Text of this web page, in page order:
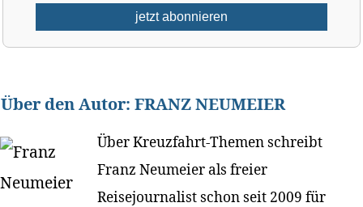
Über den Autor: FRANZ NEUMEIER
Über Kreuzfahrt-Themen schreibt
Franz Neumeier als freier
Reisejournalist schon seit 2009 für